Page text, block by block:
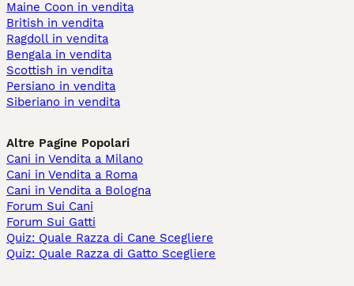
Maine Coon in vendita
British in vendita
Ragdoll in vendita
Bengala in vendita
Scottish in vendita
Persiano in vendita
Siberiano in vendita
Altre Pagine Popolari
Cani in Vendita a Milano
Cani in Vendita a Roma
Cani in Vendita a Bologna
Forum Sui Cani
Forum Sui Gatti
Quiz: Quale Razza di Cane Scegliere
Quiz: Quale Razza di Gatto Scegliere